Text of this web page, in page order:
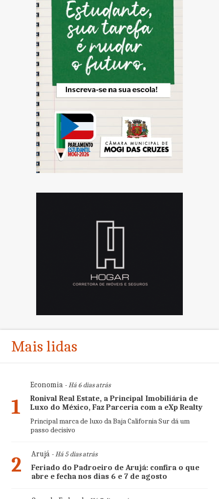
Mais lidas
1
Economia- Há 6 dias atrás
Ronival Real Estate, a Principal Imobiliária de
Luxo do México, Faz Parceria com a eXp Realty
Principal marca de luxo da Baja California Sur dá um
passo decisivo
2 Arujá- Há 5 dias atrás
Feriado do Padroeiro de Arujá: confira o que
abre e fecha nos dias 6 e 7 de agosto